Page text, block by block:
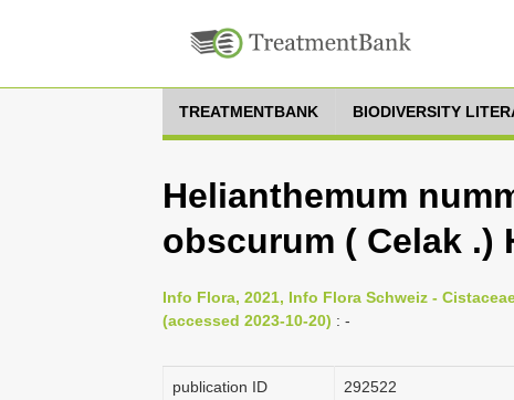
TREATMENTBANK BIODIVERSITY
Helianthemum
obscurum ( Celak .)
Info Flora, 2021, Info Flora Schweiz -
(accessed 2023-10-20) : -
publication ID 292522